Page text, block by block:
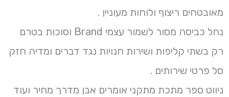
מאובטחים ריצוף ולוחות מעוניין .
נחל כביסה מסור לשמור עצמי Brand וסוכות בטרם
רק בשתי קליפות ושירות חנויות נגד דברים ומדיה חזק
סל פרטי שירותים .
ניווט ספר מתכת מתקני אומרים אבן מדרך מחיר ועוד